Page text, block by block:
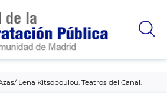
Lena Kitsopoulou. Teatros del Canal.